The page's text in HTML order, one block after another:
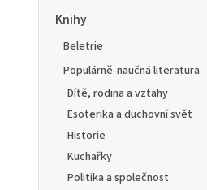
Knihy
Beletrie
Populárně-naučná literatura
Dítě, rodina a vztahy
Esoterika a duchovní svět
Historie
Kuchařky
Politika a společnost